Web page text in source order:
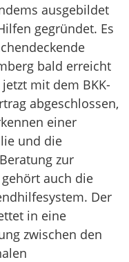
ausgebildet
gegründet. Es
bald erreicht
mit dem BKK-
abgeschlossen,
einer
und die
zur
auch die
Der
in eine
zwischen den